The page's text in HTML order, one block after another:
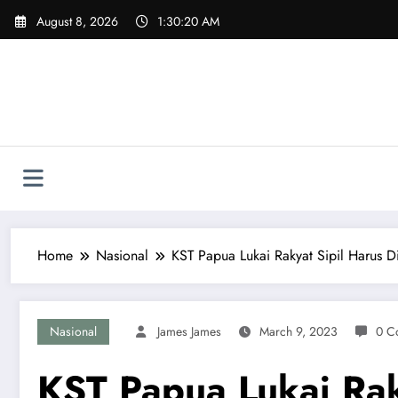
Skip
August 8, 2026 1:30:22 AM
Home Nasional KST Papua Lukai Rakyat Sipil Harus
Nasional James James March 9, 2023 0